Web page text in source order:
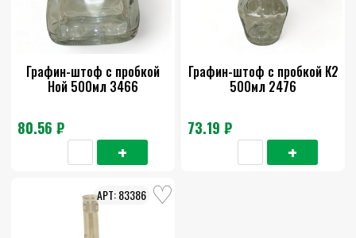
Графин-штоф с пробкой
Ной 500мл 3466
80.56 ₽
Графин-штоф с пробкой К2
500мл 2476
73.19 ₽
83386